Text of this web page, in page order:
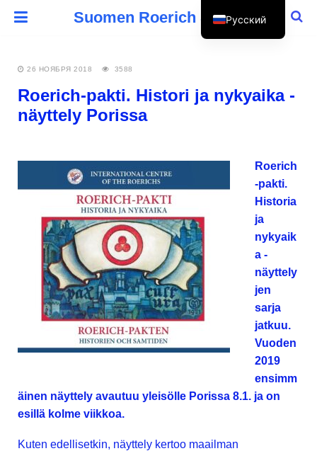
Suomen Roerich Seura
26 НОЯБРЯ 2018 3588
Roerich-pakti. Histori ja nykyaika -
näyttely Porissa
Roerich
-pakti.
Historia
ja
nykyaik
a -
näyttely
jen
sarja
jatkuu.
Vuoden
2019
ensimm
äinen näyttely avautuu yleisölle Porissa 8.1. ja on
esillä kolme viikkoa.
Kuten edellisetkin, näyttely kertoo maailman
Русский
Suomi